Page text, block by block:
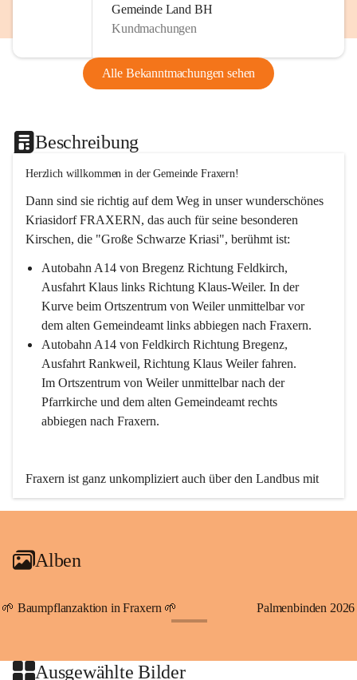
Gemeinde Land BH
Kundmachungen
Alle Bekanntmachungen sehen
Beschreibung
Herzlich willkommen in der Gemeinde Fraxern!
Dann sind sie richtig auf dem Weg in unser wunderschönes
Kriasidorf FRAXERN, das auch für seine besonderen
Kirschen, die "Große Schwarze Kriasi", berühmt ist:
Autobahn A14 von Bregenz Richtung Feldkirch,
Ausfahrt Klaus links Richtung Klaus-Weiler. In der
Kurve beim Ortszentrum von Weiler unmittelbar vor
dem alten Gemeindeamt links abbiegen nach Fraxern.
Autobahn A14 von Feldkirch Richtung Bregenz,
Ausfahrt Rankweil, Richtung Klaus Weiler fahren.
Im Ortszentrum von Weiler unmittelbar nach der
Pfarrkirche und dem alten Gemeindeamt rechts
abbiegen nach Fraxern.
Fraxern ist ganz unkompliziert auch über den Landbus mit
den öffentlichen Verkehrsmitteln zu erreichen. Die Linie
An Samstagen, Sonn- und Feiertagen können Sie bequem
persönlichen Linienbus zur gewünschten Zeit zu Ihrer
Haltestelle bestellen. Sowohl von Weiler kommend nach
beide Fahrten Weiler-Fraxern-Weiler.
Alben
🌱 Baumpflanzaktion in Fraxern 🌱 Palmenbinden 2026
Ausgewählte Bilder